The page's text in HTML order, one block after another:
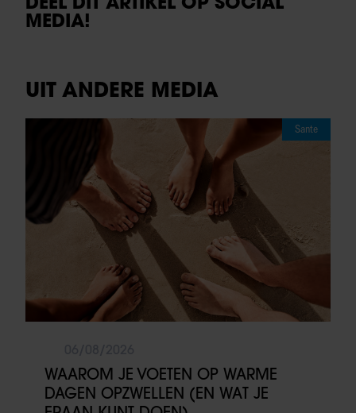
MEDIA!
UIT ANDERE MEDIA
Sante
WAAROM JE VOETEN OP WARME
DAGEN OPZWELLEN (EN WAT JE